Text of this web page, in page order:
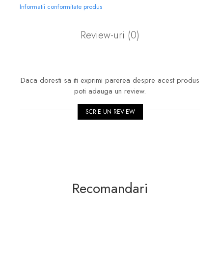
Informatii conformitate produs
Review-uri (0)
Daca doresti sa iti exprimi parerea despre acest produs
poti adauga un review.
SCRIE UN REVIEW
Recomandari